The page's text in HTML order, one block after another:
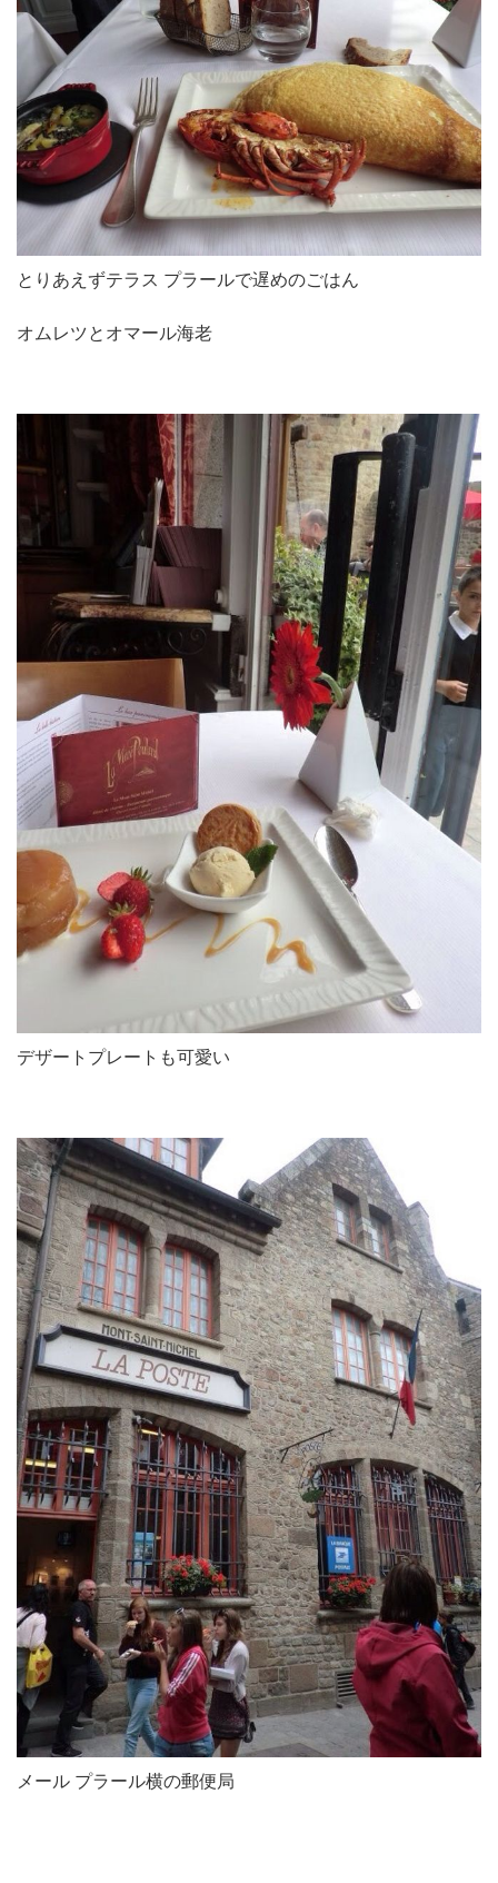
とりあえずテラス プラールで遅めのごはん
オムレツとオマール海老
デザートプレートも可愛い
メール プラール横の郵便局